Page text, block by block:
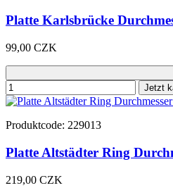
Platte Karlsbrücke
99,00 CZK
Jetzt
Produktcode: 229013
Platte Altstädter Ring
219,00 CZK